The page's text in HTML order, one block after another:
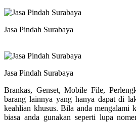
Jasa Pindah Surabaya
Jasa Pindah Surabaya
Brankas, Genset, Mobile File,
barang lainnya yang hanya dapat di
keahlian khusus. Bila anda mengalami
biasa anda gunakan seperti lupa